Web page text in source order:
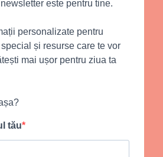
este pentru tine.
personalizate pentru
și resurse care te vor
mai ușor pentru ziua ta
tău